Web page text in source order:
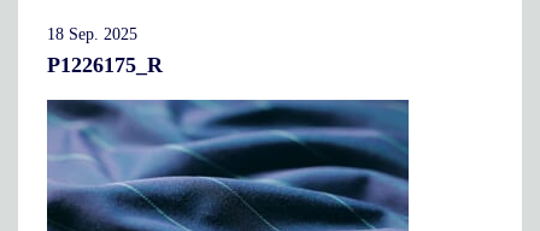
ふるさと納税取扱方法
リボーン
ニュース インタビュー
社長ブログ スタッフブログ
メディア掲載
採用情報
新卒採用 店舗概要
アクセス 会社情報
18 Sep. 2025
P1226175_R